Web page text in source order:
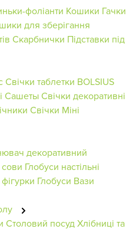
фоліанти Кошики Гачки
для зберігання
Скарбнички Підставки під
Свічки таблетки BOLSIUS
СашетыСвічки декоративні
Свічки Міні
декоративний
сови Глобуси настільні
Глобуси Вази
Столовий посудХлібниці та